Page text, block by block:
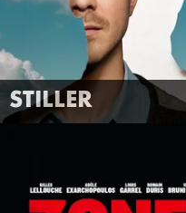
STILLER
MEHR INFOS